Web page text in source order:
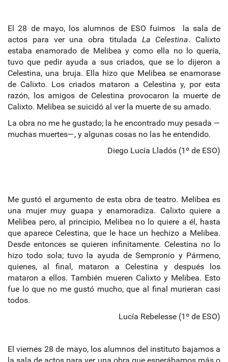
El 28 de mayo, los alumnos de ESO fuimos la sala de
actos para ver una obra titulada La Celestina. Calixto
estaba enamorado de Melibea y como ella no lo quería,
tuvo que pedir ayuda a sus criados, que se lo dijeron a
Celestina, una bruja. Ella hizo que Melibea se enamorase
de Calixto. Los criados mataron a Celestina y, por esta
razón, los amigos de Celestina provocaron la muerte de
Calixto. Melibea se suicidó al ver la muerte de su amado.
La obra no me he gustado; la he encontrado muy pesada —
muchas muertes—, y algunas cosas no las he entendido.
Diego Lucía Lladós (1º de ESO)
Me gustó el argumento de esta obra de teatro. Melibea es
una mujer muy guapa y enamoradiza. Calixto quiere a
Melibea pero, al principio, Melibea no lo quiere a él, hasta
que aparece Celestina, que le hace un hechizo a Melibea.
Desde entonces se quieren infinitamente. Celestina no lo
hizo todo sola; tuvo la ayuda de Sempronio y Pármeno,
quienes, al final, mataron a Celestina y después los
mataron a ellos. También mueren Calixto y Melibea. Esto
fue lo que no me gustó mucho, que al final murieran casi
todos.
Lucía Rebelesse (1º de ESO)
El viernes 28 de mayo, los alumnos del instituto bajamos a